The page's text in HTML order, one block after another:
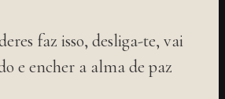
faz isso, desliga-te, vai
e encher a alma de paz